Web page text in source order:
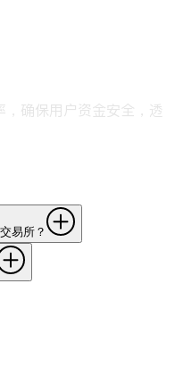
，确保用户资金安全，透
易所？